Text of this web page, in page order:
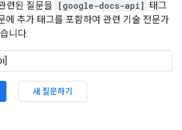
련된 질문을
[google-docs-api] 태그
에 추가 태그를 포함하여 관련 기술 전문가
니다.
새 질문하기